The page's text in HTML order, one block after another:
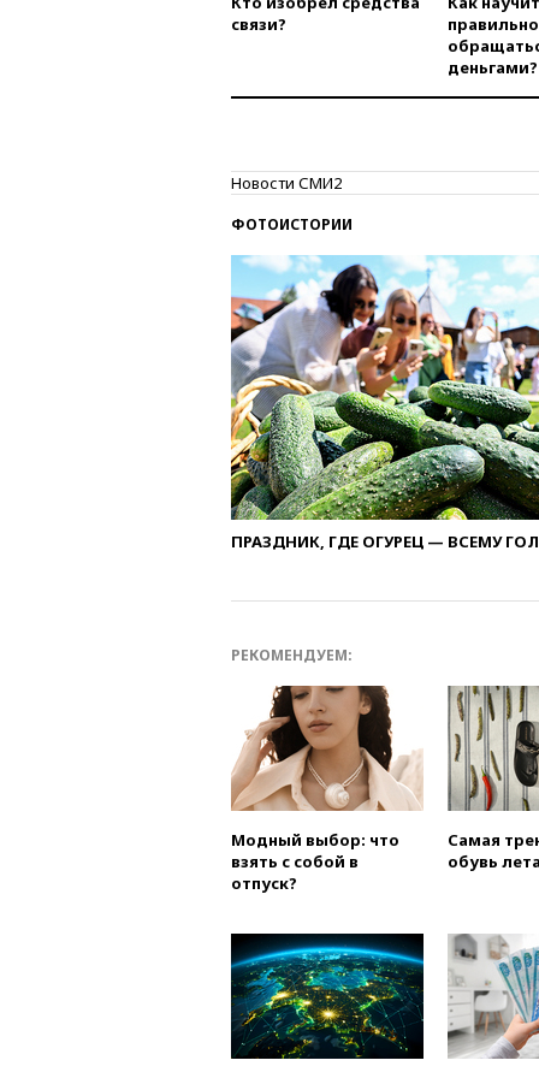
связи?
правильно
деньгами?
Новости СМИ2
ФОТОИСТОРИИ
ПРАЗДНИК, ГДЕ ОГУРЕЦ — ВСЕМУ
РЕКОМЕНДУЕМ:
Модный выбор: что
взять с собой в
отпуск?
Самая
обувь